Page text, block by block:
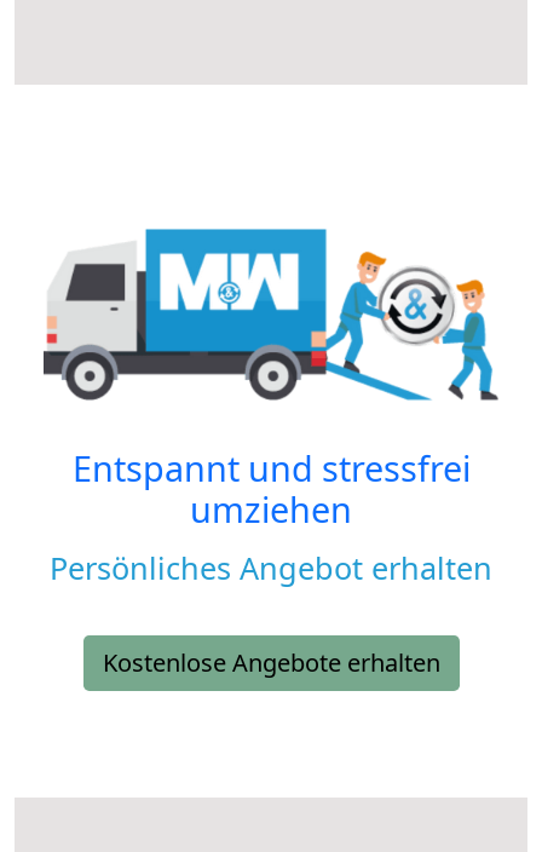
Entspannt und stressfrei
umziehen
Persönliches Angebot erhalten
Kostenlose Angebote erhalten